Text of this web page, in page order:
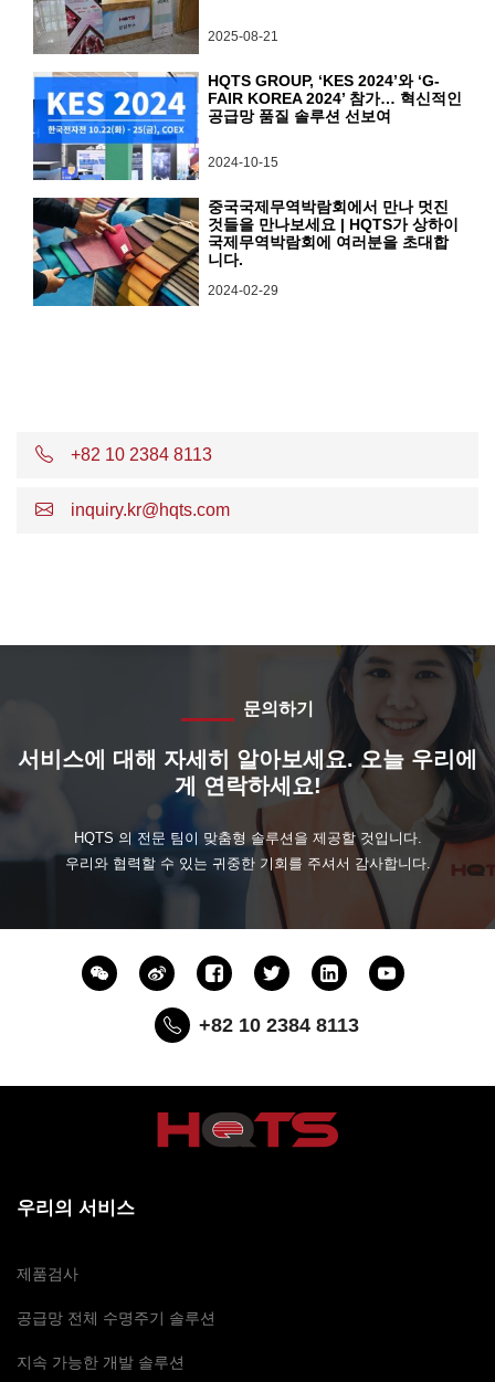
2025-08-21
HQTS GROUP, ‘KES 2024’와 ‘G-
FAIR KOREA 2024’ 참가… 혁신적인
공급망 품질 솔루션 선보여
2024-10-15
중국국제무역박람회에서 만나 멋진
것들을 만나보세요 | HQTS가 상하이
국제무역박람회에 여러분을 초대합
니다.
2024-02-29
+82 10 2384 8113
inquiry.kr@hqts.com
문의하기
서비스에 대해 자세히 알아보세요. 오늘 우리에
게 연락하세요!
HQTS 의 전문 팀이 맞춤형 솔루션을 제공할 것입니다.
우리와 협력할 수 있는 귀중한 기회를 주셔서 감사합니다.
+82 10 2384 8113
우리의 서비스
제품검사
공급망 전체 수명주기 솔루션
지속 가능한 개발 솔루션